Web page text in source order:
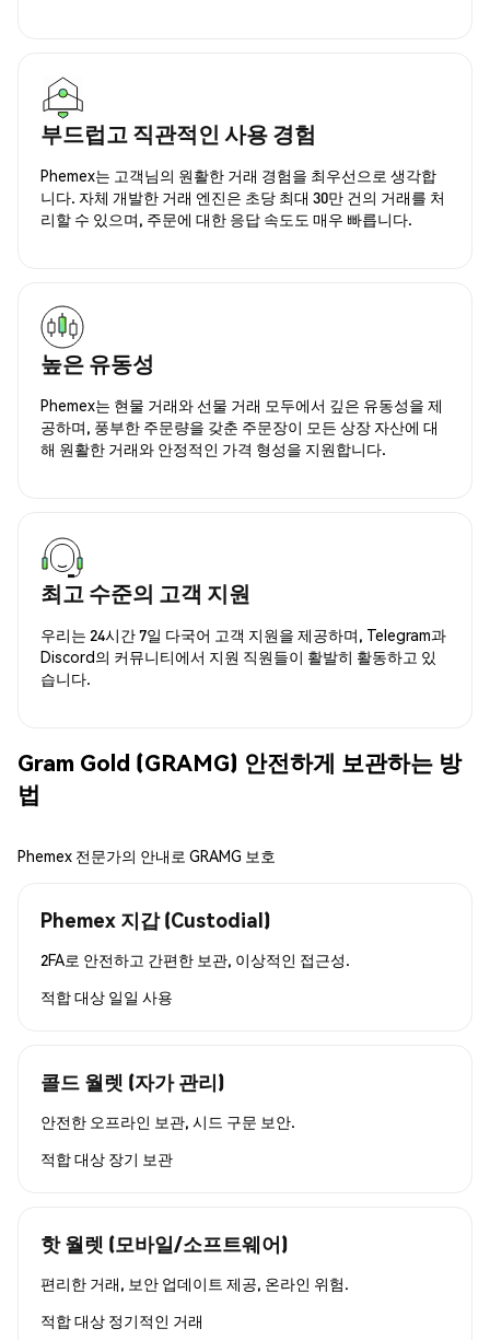
부드럽고 직관적인 사용 경험
Phemex는 고객님의 원활한 거래 경험을 최우선으로 생각합
니다. 자체 개발한 거래 엔진은 초당 최대 30만 건의 거래를 처
리할 수 있으며, 주문에 대한 응답 속도도 매우 빠릅니다.
높은 유동성
Phemex는 현물 거래와 선물 거래 모두에서 깊은 유동성을 제
공하며, 풍부한 주문량을 갖춘 주문장이 모든 상장 자산에 대
해 원활한 거래와 안정적인 가격 형성을 지원합니다.
최고 수준의 고객 지원
우리는 24시간 7일 다국어 고객 지원을 제공하며, Telegram과
Discord의 커뮤니티에서 지원 직원들이 활발히 활동하고 있
습니다.
Gram Gold (GRAMG) 안전하게 보관하는 방
법
Phemex 전문가의 안내로 GRAMG 보호
Phemex 지갑 (Custodial)
2FA로 안전하고 간편한 보관, 이상적인 접근성.
적합 대상 일일 사용
콜드 월렛 (자가 관리)
안전한 오프라인 보관, 시드 구문 보안.
적합 대상 장기 보관
핫 월렛 (모바일/소프트웨어)
편리한 거래, 보안 업데이트 제공, 온라인 위험.
적합 대상 정기적인 거래